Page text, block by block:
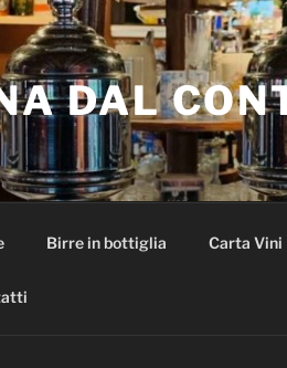
DAL
Birre in bottiglia Carta Vini